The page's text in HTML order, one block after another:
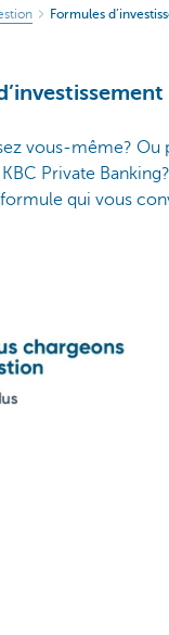
Formules
vous-même? Ou
Private
qui vous